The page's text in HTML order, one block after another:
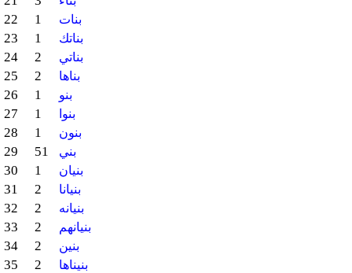
22 1 بنات
23 1 بناتك
24 2 بناتي
25 2 بناها
26 1 بنو
27 1 بنوا
28 1 بنون
29 51 بني
30 1 بنيان
31 2 بنيانا
32 2 بنيانه
33 2 بنيانهم
34 2 بنين
35 2 بنيناها